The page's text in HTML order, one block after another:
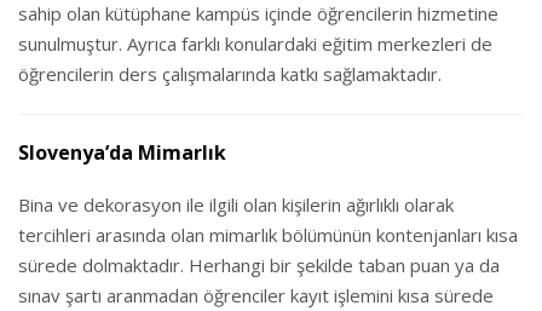
sahip olan kütüphane kampüs içinde öğrencilerin hizmetine
sunulmuştur. Ayrıca farklı konulardaki eğitim merkezleri de
öğrencilerin ders çalışmalarında katkı sağlamaktadır.
Slovenya’da Mimarlık
Bina ve dekorasyon ile ilgili olan kişilerin ağırlıklı olarak
tercihleri arasında olan mimarlık bölümünün kontenjanları kısa
sürede dolmaktadır. Herhangi bir şekilde taban puan ya da
sınav şartı aranmadan öğrenciler kayıt işlemini kısa sürede